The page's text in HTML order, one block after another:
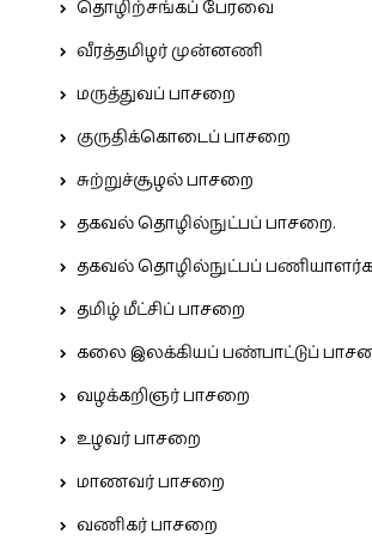
தொழிற்சங்கப் பேரவை
வீரத்தமிழர் முன்னணி
மருத்துவப் பாசறை
குருதிக்கொடைப் பாசறை
சுற்றுச்சூழல் பாசறை
தகவல் தொழில்நுட்பப் பாசறை.
தகவல் தொழில்நுட்பப்
தமிழ் மீட்சிப் பாசறை
கலை இலக்கியப் பண்பாட்டுப்
வழக்கறிஞர் பாசறை
உழவர் பாசறை
மாணவர் பாசறை
வணிகர் பாசறை